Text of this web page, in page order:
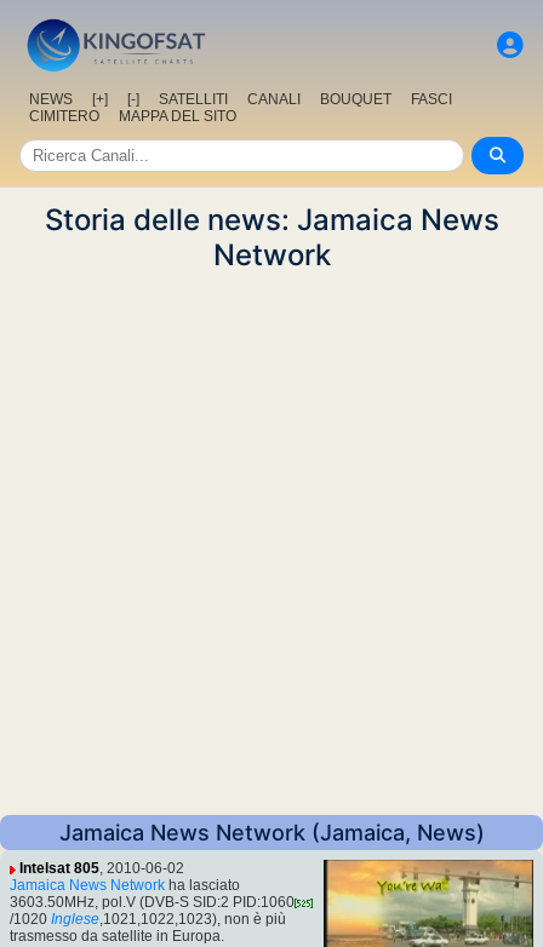
NEWS [+] [-] SATELLITI CANALI BOUQUET
FASCI
CIMITERO
MAPPA DEL SITO
Storia delle news: Jamaica News
Network
Jamaica News Network (Jamaica, News)
Intelsat 805, 2010-06-02
Jamaica News Network ha lasciato
3603.50MHz, pol.V (DVB-S SID:2 PID:1060
/1020 Inglese,1021,1022,1023), non è più
trasmesso da satellite in Europa.